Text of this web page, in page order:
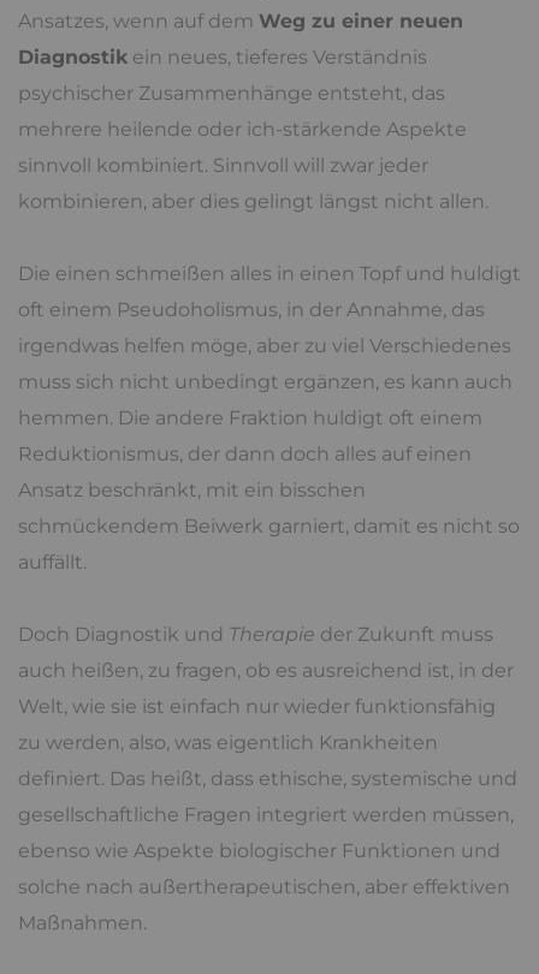
Ansatzes, wenn auf dem Weg zu einer neuen
Diagnostik ein neues, tieferes Verständnis
psychischer Zusammenhänge entsteht, das
mehrere heilende oder ich-stärkende Aspekte
sinnvoll kombiniert. Sinnvoll will zwar jeder
kombinieren, aber dies gelingt längst nicht allen.
Die einen schmeißen alles in einen Topf und huldigt
oft einem Pseudoholismus, in der Annahme, das
irgendwas helfen möge, aber zu viel Verschiedenes
muss sich nicht unbedingt ergänzen, es kann auch
hemmen. Die andere Fraktion huldigt oft einem
Reduktionismus, der dann doch alles auf einen
Ansatz beschränkt, mit ein bisschen
schmückendem Beiwerk garniert, damit es nicht so
auffällt.
Doch Diagnostik und Therapie der Zukunft muss
auch heißen, zu fragen, ob es ausreichend ist, in der
Welt, wie sie ist einfach nur wieder funktionsfähig
zu werden, also, was eigentlich Krankheiten
definiert. Das heißt, dass ethische, systemische und
gesellschaftliche Fragen integriert werden müssen,
ebenso wie Aspekte biologischer Funktionen und
solche nach außertherapeutischen, aber effektiven
Maßnahmen.